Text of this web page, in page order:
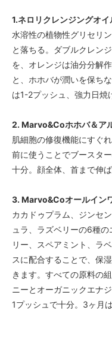
1.ネロリクレンジングオ
水溶性の植物性グリセリ
と落ちる。ダブルクレン
を、オレンジは油分分解
と、ホホバが潤いを保ち
は1-2プッシュ、強力日焼
2. Marvo&Coホホバ＆ア
肌細胞の修復機能にすぐ
前に使うことでブースタ
十分。顔全体、首まで伸ば
3. Marvo&Coオールイン
カカドゥプラム、ジンセ
ュラ、ラズベリーの6種
リー、スペアミント、ラ
スに配合することで、保
きます。すべての原料の
ニーとオーガニックエナ
1プッシュで十分。3ヶ月